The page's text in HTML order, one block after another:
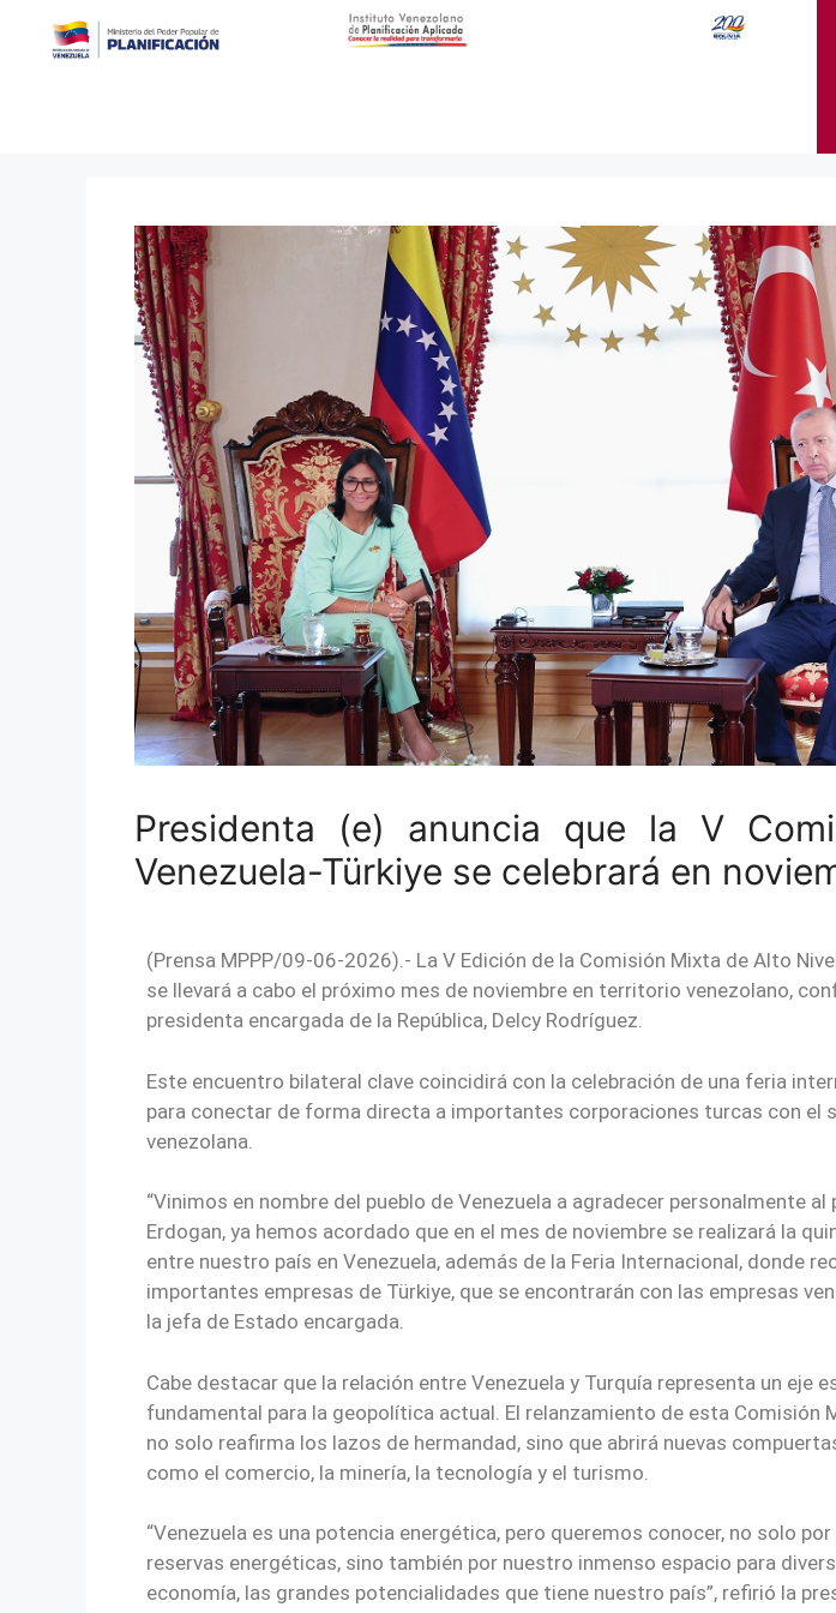
Presidenta (e) anuncia que la V
Venezuela-Türkiye se celebrará en
(Prensa MPPP/09-06-2026).- La V Edición de la Comisión Mixta de Alto
se llevará a cabo el próximo mes de noviembre en territorio venezolano,
presidenta encargada de la República, Delcy Rodríguez.
Este encuentro bilateral clave coincidirá con la celebración de una feria
para conectar de forma directa a importantes corporaciones turcas con el
venezolana.
“Vinimos en nombre del pueblo de Venezuela a agradecer personalmente al
Erdogan, ya hemos acordado que en el mes de noviembre se realizará la
entre nuestro país en Venezuela, además de la Feria Internacional, donde
importantes empresas de Türkiye, que se encontrarán con las empresas
la jefa de Estado encargada.
Cabe destacar que la relación entre Venezuela y Turquía representa un eje
fundamental para la geopolítica actual. El relanzamiento de esta Comisión
no solo reafirma los lazos de hermandad, sino que abrirá nuevas
como el comercio, la minería, la tecnología y el turismo.
“Venezuela es una potencia energética, pero queremos conocer, no solo
reservas energéticas, sino también por nuestro inmenso espacio para
economía, las grandes potencialidades que tiene nuestro país”, refirió la